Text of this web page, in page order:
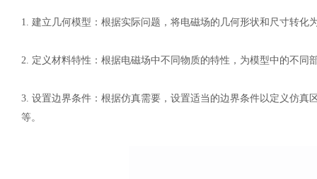
1. 建立几何模型：根据实际问题，将电磁场的几何形状和尺寸转化
2. 定义材料特性：根据电磁场中不同物质的特性，为模型中的不
3. 设置边界条件：根据仿真需要，设置适当的边界条件以定义仿
等。